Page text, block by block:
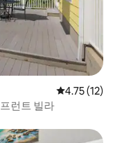
평점 4.75점
4.75 (12)
런트 빌라